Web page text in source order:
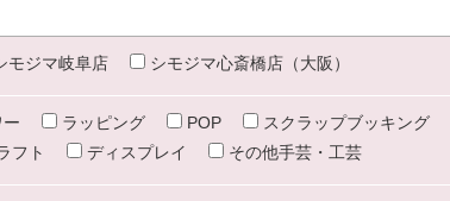
モジマ岐阜店 シモジマ心斎橋店（大阪）
ラッピング POP
スクラップブッキング
フト ディスプレイ その他手芸・工芸